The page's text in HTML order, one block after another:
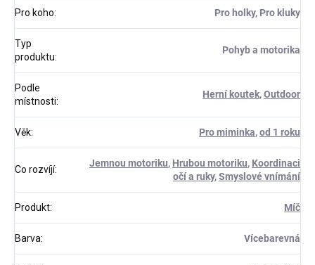
Pro koho: Pro holky, Pro kluky
Typ
produktu:
Pohyb a motorika
Podle
místnosti:
Herní koutek,Outdoor
Věk: Pro miminka,od 1 roku
Co rozvíjí:
Jemnou motoriku, Hrubou motoriku, Koordinaci
očí a ruky,Smyslové vnímání
Produkt: Míč
Barva: Vícebarevná